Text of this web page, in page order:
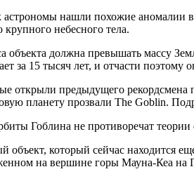
астрономы нашли похожие аномалии
крупного небесного тела.
объекта должна превышать массу
за 15 тысяч лет, и отчасти поэтому
открыли предыдущего
планету прозвали The Goblin.
Гоблина не противоречат
объект, который сейчас находится
на вершине горы Мауна-Кеа на